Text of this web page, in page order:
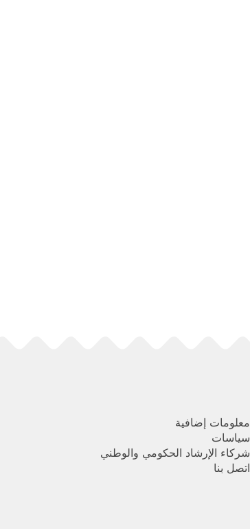
معلومات إضافية
سياسات
شركاء الإرشاد الحكومي والوطني
اتصل بنا